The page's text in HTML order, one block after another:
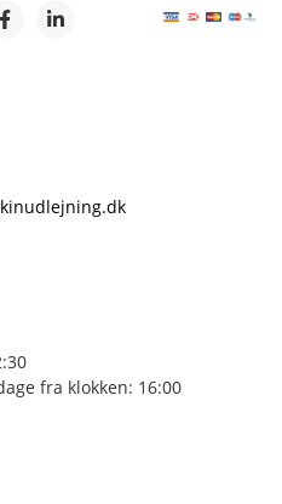
fra klokken: 16:00